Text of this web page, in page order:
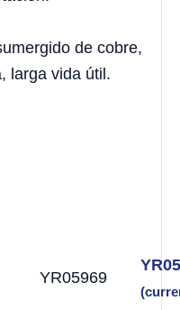
de cobre,
larga vida útil.
YR05969